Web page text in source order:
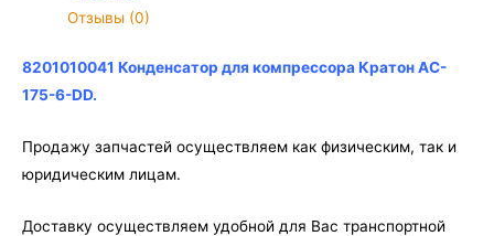
175-
6-
Отзывы (0)
8201010041 Конденсатор для компрессора Кратон AC-
175-6-DD.
Продажу запчастей осуществляем как физическим, так и
юридическим лицам.
Доставку осуществляем удобной для Вас транспортной